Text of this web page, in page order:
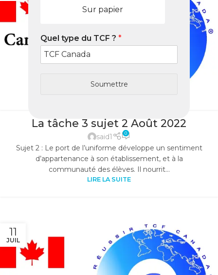
Sur papier
Quel type du TCF ? *
Soumettre
La tâche 3 sujet 2 Août 2022
said1 0
Sujet 2 : Le port de l’uniforme développe un sentiment
d’appartenance à son établissement, et à la
communauté des élèves. Il nourrit...
LIRE LA SUITE
11
JUIL